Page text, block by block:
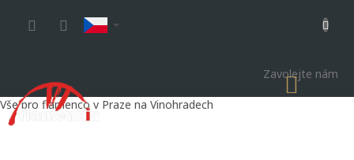
Zavolejte nám
Vše pro flamenco v Praze na Vinohradech
KOŠÍK